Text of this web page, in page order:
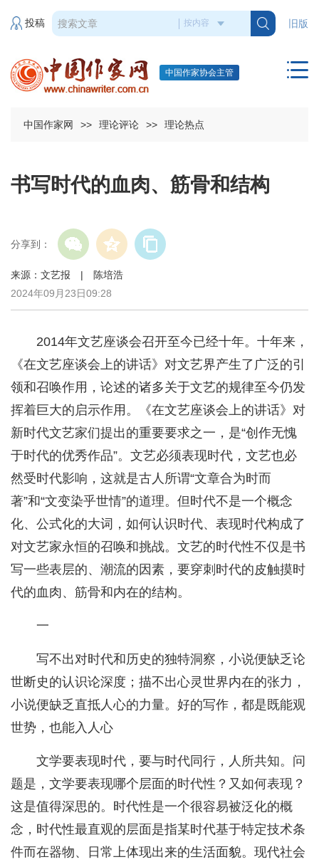
旧版
投稿
中国作家协会主管
中国作家网 >> 理论评论 >> 理论热点
书写时代的血肉、筋骨和结构
分享到：
来源：文艺报 | 陈培浩
2024年09月23日09:28
2014年文艺座谈会召开至今已经十年。十年来，
《在文艺座谈会上的讲话》对文艺界产生了广泛的引
领和召唤作用，论述的诸多关于文艺的规律至今仍发
挥着巨大的启示作用。《在文艺座谈会上的讲话》对
新时代文艺家们提出的重要要求之一，是“创作无愧
于时代的优秀作品”。文艺必须表现时代，文艺也必
然受时代影响，这就是古人所谓“文章合为时而
著”和“文变染乎世情”的道理。但时代不是一个概念
化、公式化的大词，如何认识时代、表现时代构成了
对文艺家永恒的召唤和挑战。文艺的时代性不仅是书
写一些表层的、潮流的因素，要穿刺时代的皮触摸时
代的血肉、筋骨和内在的结构。
一
写不出对时代和历史的独特洞察，小说便缺乏论
世断史的认识论深度；描不出心灵世界内在的张力，
小说便缺乏直抵人心的力量。好的写作，都是既能观
世势，也能入人心
文学要表现时代，要与时代同行，人所共知。问
题是，文学要表现哪个层面的时代性？又如何表现？
这是值得深思的。时代性是一个很容易被泛化的概
念，时代性最直观的层面是指某时代基于特定技术条
件而在器物、日常上体现出来的生活面貌。现代社会